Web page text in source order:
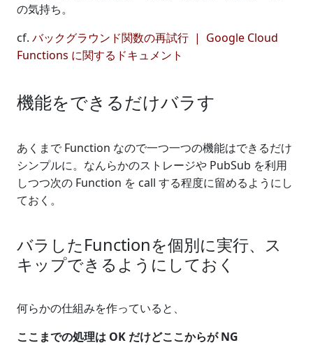
の気持ち。
cf. バックグラウンド関数の再試行 | Google Cloud
Functions に関するドキュメント
機能をできるだけバラす
あくまで Function なので一つ一つの機能はできるだけ
シンプルに。なんらかのストレージや PubSub を利用
しつつ次の Function を call する程度に留めるようにし
ておく。
バラしたFunctionを個別に実行、ス
キップできるようにしておく
何らかの仕組みを作っていると、
ここまでの処理は OK だけどここからが NG